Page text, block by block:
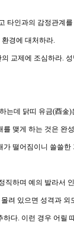
인과의 감정관계를
경에 대처하라.
교제에 조심하라. 성
데 닭띠 유금(酉金)
맺게 하는 것은 완
떨어짐이니 쓸쓸한
하며 예의 발라서
있으면 성격과 외
. 이런 경우 어릴